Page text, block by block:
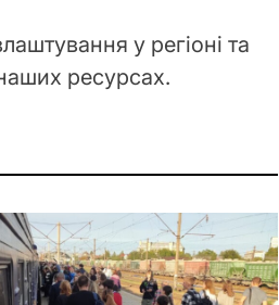
у регіоні та
ресурсах.